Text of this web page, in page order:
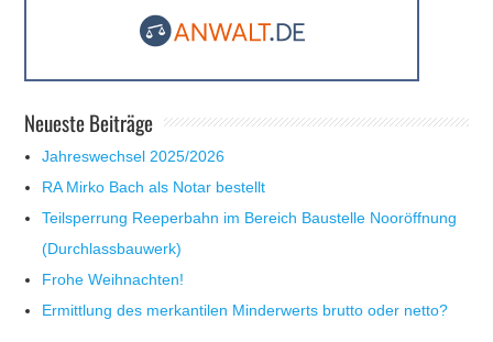
Neueste Beiträge
Jahreswechsel 2025/2026
RA Mirko Bach als Notar bestellt
Teilsperrung Reeperbahn im Bereich Baustelle Nooröffnung
(Durchlassbauwerk)
Frohe Weihnachten!
Ermittlung des merkantilen Minderwerts brutto oder netto?